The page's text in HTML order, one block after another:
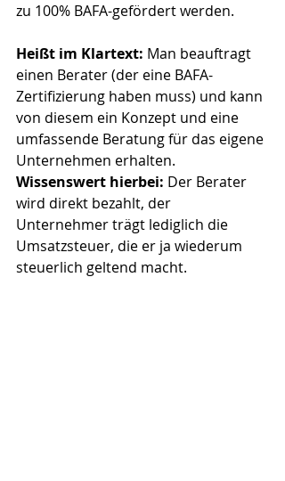
zu 100% BAFA-gefördert werden.
Heißt im Klartext: Man beauftragt
einen Berater (der eine BAFA-
Zertifizierung haben muss) und kann
von diesem ein Konzept und eine
umfassende Beratung für das eigene
Unternehmen erhalten.
Wissenswert hierbei: Der Berater
wird direkt bezahlt, der
Unternehmer trägt lediglich die
Umsatzsteuer, die er ja wiederum
steuerlich geltend macht.